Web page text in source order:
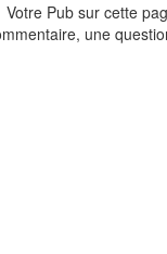
Votre Pub sur cette
une